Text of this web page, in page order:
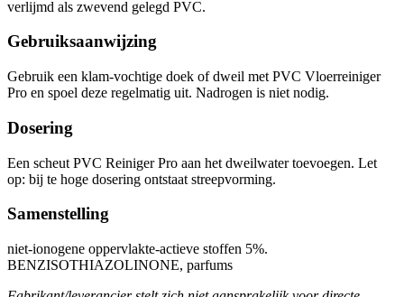
verlijmd als zwevend gelegd PVC.
Gebruiksaanwijzing
Gebruik een klam-vochtige doek of dweil met PVC Vloerreiniger
Pro en spoel deze regelmatig uit. Nadrogen is niet nodig.
Dosering
Een scheut PVC Reiniger Pro aan het dweilwater toevoegen. Let
op: bij te hoge dosering ontstaat streepvorming.
Samenstelling
niet-ionogene oppervlakte-actieve stoffen 5%.
BENZISOTHIAZOLINONE, parfums